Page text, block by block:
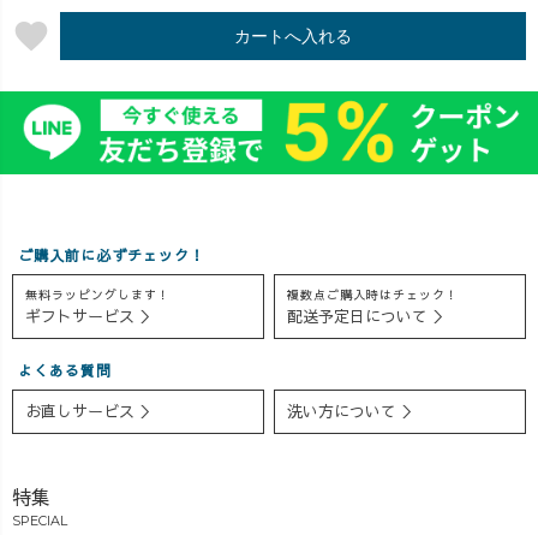
コート ・ガーゼ
ロンT ・8分丈バ
ット 春にぴっ
たりの新作アイ
テムが続々登場
🌸 ぜひこの機会
😊🙌✨ #春コ
ーデ #アラフォ
ーコーデ
#UZUiRO #大人
カジュアルコー
デ #草木染め
えしながら、�
それぞれのシル
や、�合わせ方
のポイントを丁
寧にお話ししま
した。 ゆったり
ランスや、�春
らしく軽やかに
見せるコーデの
ています🌸 アー
カイブを残して
いますので、�
バルーンパンツ×
ど、新作も続々
登場しています
👀 羽織りがち
ょうどいいこの
になっていた方
は、ぜひこの機
会に😊 お見逃し
イベント #羽織
りコーデ #プレ
セント企画
favorite カートへ入れる
ご購入前に必ずチェック！
無料ラッピングします！
ギフトサービス ＞
複数点ご購入時はチェック！
配送予定日について ＞
よくある質問
お直しサービス ＞ 洗い方について ＞
特集
SPECIAL